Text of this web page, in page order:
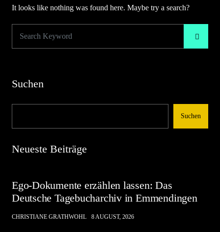
It looks like nothing was found here. Maybe try a search?
Suchen
Suchen
Neueste Beiträge
Ego-Dokumente erzählen lassen: Das
Deutsche Tagebucharchiv in Emmendingen
CHRISTIANE GRATHWOHL 8 AUGUST, 2026